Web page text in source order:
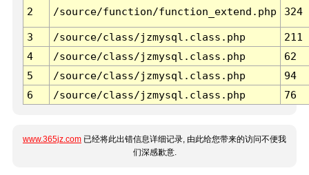
2 /source/function/function_extend.php 324
3 /source/class/jzmysql.class.php
211
4
/source/class/jzmysql.class.php
62
5
/source/class/jzmysql.class.php
94
6
/source/class/jzmysql.class.php 76
www.365jz.com 已经将此出错信息详细记录, 由此给您带来的访问不便我
们深感歉意.